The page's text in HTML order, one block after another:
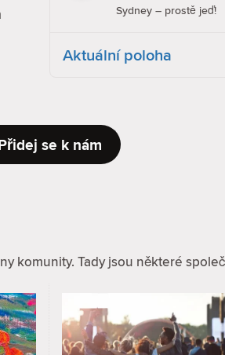
Sydney – prostě jeď!
Aktuální poloha
se k nám
komunity. Tady jsou některé